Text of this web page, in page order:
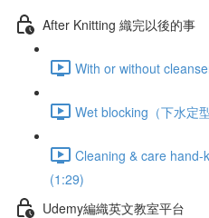
After Knitting 織完以後的事
With or without
Wet blocking（下水定
Cleaning & care hand-
(1:29)
Udemy編織英文教室平台